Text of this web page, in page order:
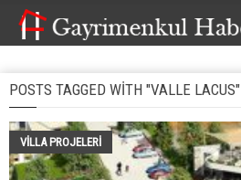
POSTS TAGGED WITH "VALLE LACUS"
VILLA PROJELERI